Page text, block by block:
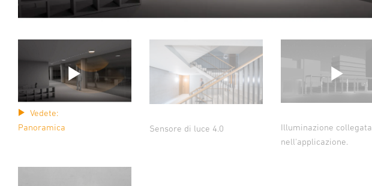
Vedete:
Panoramica
Sensore di luce 4.0
Illuminazione collegata
nell'applicazione.